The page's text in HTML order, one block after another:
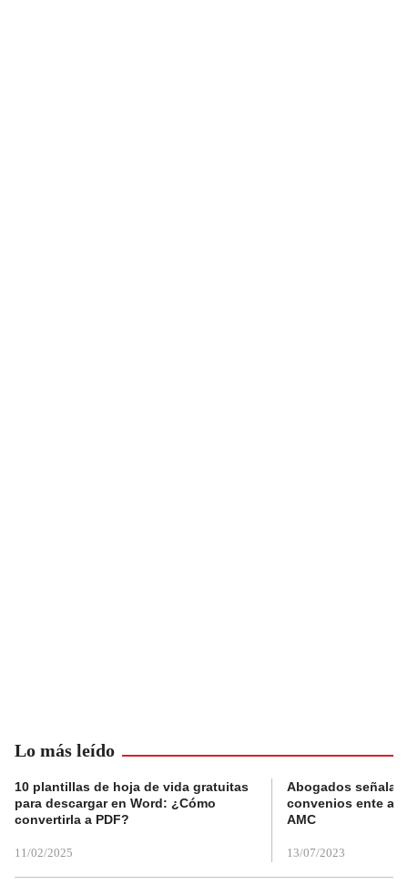
Lo más leído
10 plantillas de hoja de vida gratuitas
para descargar en Word: ¿Cómo
convertirla a PDF?
11/02/2025
Abogados
convenios ente
AMC
13/07/2023